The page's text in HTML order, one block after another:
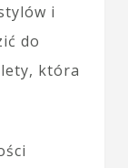
i
do
która